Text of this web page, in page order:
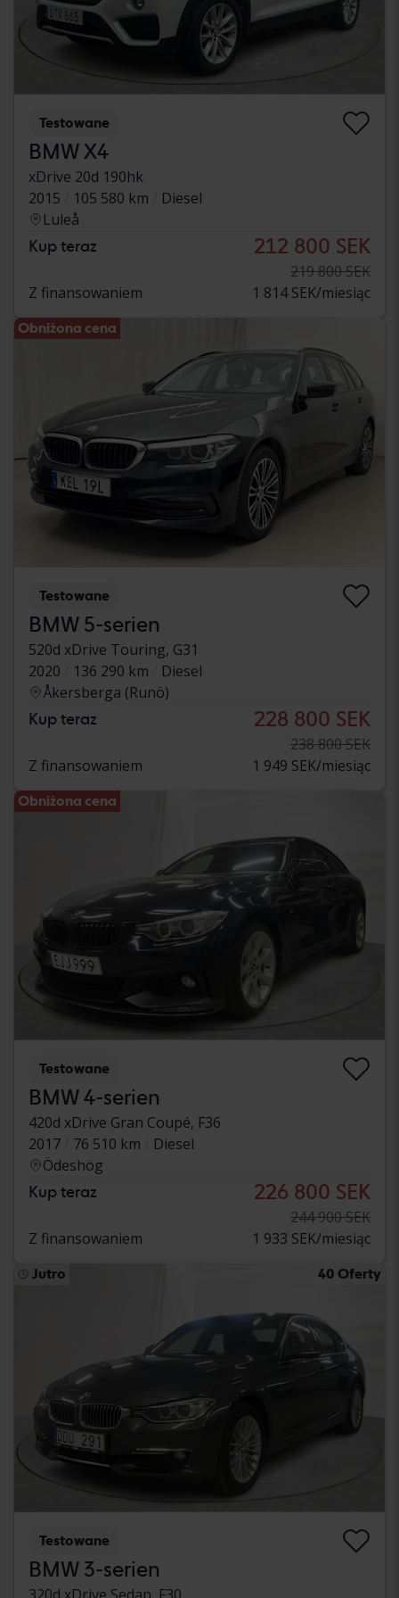
Testowane
BMW X4
xDrive 20d 190hk
2015
105 580 km
Diesel
Luleå
Kup teraz 212 800 SEK
219 800 SEK
Z finansowaniem
1 814 SEK/miesiąc
Obniżona cena
Testowane
BMW 5-serien
520d xDrive Touring, G31
2020
136 290 km
Diesel
Åkersberga (Runö)
Kup teraz 228 800 SEK
238 800 SEK
Z finansowaniem
1 949 SEK/miesiąc
Obniżona cena
Testowane
BMW 4-serien
420d xDrive Gran Coupé, F36
2017
76 510 km
Diesel
Ödeshög
Kup teraz 226 800 SEK
244 900 SEK
Z finansowaniem
1 933 SEK/miesiąc
Jutro 40 Oferty
Testowane
BMW 3-serien